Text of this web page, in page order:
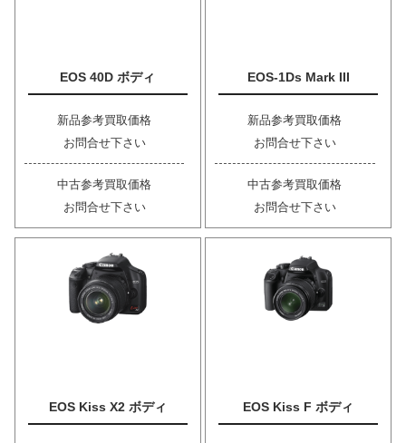
EOS 40D ボディ
新品参考買取価格
お問合せ下さい
中古参考買取価格
お問合せ下さい
EOS-1Ds Mark III
新品参考買取価格
お問合せ下さい
中古参考買取価格
お問合せ下さい
EOS Kiss X2 ボディ EOS Kiss F ボディ